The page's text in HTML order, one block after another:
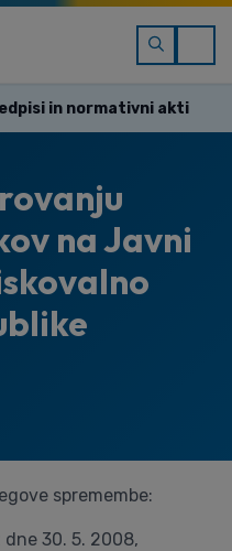
in normativni akti
na Javni
spremembe:
30. 5. 2008,